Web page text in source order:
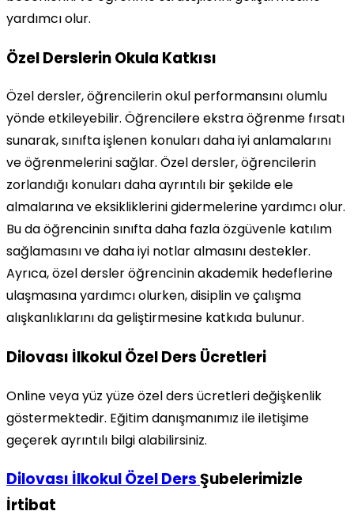
yardımcı olur.
Özel Derslerin Okula Katkısı
Özel dersler, öğrencilerin okul performansını olumlu
yönde etkileyebilir. Öğrencilere ekstra öğrenme fırsatı
sunarak, sınıfta işlenen konuları daha iyi anlamalarını
ve öğrenmelerini sağlar. Özel dersler, öğrencilerin
zorlandığı konuları daha ayrıntılı bir şekilde ele
almalarına ve eksikliklerini gidermelerine yardımcı olur.
Bu da öğrencinin sınıfta daha fazla özgüvenle katılım
sağlamasını ve daha iyi notlar almasını destekler.
Ayrıca, özel dersler öğrencinin akademik hedeflerine
ulaşmasına yardımcı olurken, disiplin ve çalışma
alışkanlıklarını da geliştirmesine katkıda bulunur.
Dilovası İlkokul Özel Ders Ücretleri
Online veya yüz yüze özel ders ücretleri değişkenlik
göstermektedir. Eğitim danışmanımız ile iletişime
geçerek ayrıntılı bilgi alabilirsiniz.
Dilovası İlkokul Özel DersŞubelerimizle
İrtibat